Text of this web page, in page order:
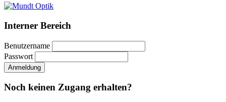
Interner Bereich
Benutzername
Passwort
Noch keinen Zugang erhalten?